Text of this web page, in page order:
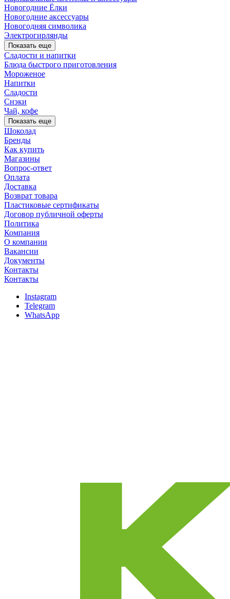
Новогодние Ёлки
Новогодние аксессуары
Новогодняя символика
Электрогирлянды
Показать еще
Сладости и напитки
Блюда быстрого приготовления
Мороженое
Напитки
Сладости
Снэки
Чай, кофе
Показать еще
Шоколад
Бренды
Как купить
Магазины
Вопрос-ответ
Оплата
Доставка
Возврат товара
Пластиковые сертификаты
Договор публичной оферты
Политика
Компания
О компании
Вакансии
Документы
Контакты
Контакты
Instagram
Telegram
WhatsApp